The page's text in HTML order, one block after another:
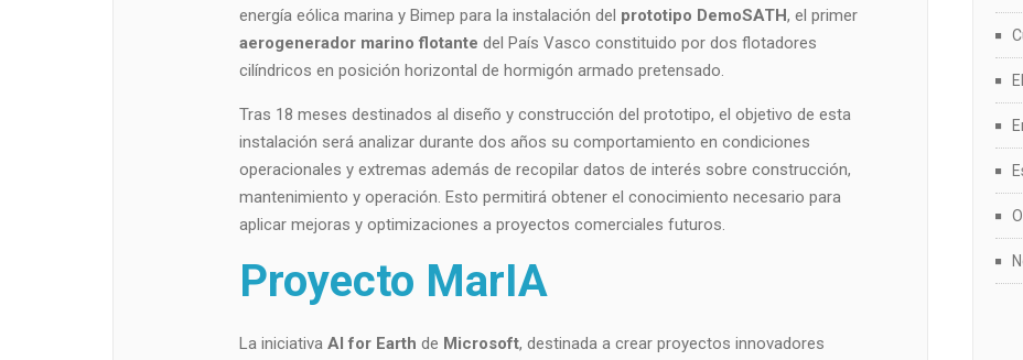
energía eólica marina y Bimep para la instalación del prototipo DemoSATH, el primer
aerogenerador marino flotante del País Vasco constituido por dos flotadores
cilíndricos en posición horizontal de hormigón armado pretensado.
Tras 18 meses destinados al diseño y construcción del prototipo, el objetivo de esta
instalación será analizar durante dos años su comportamiento en condiciones
operacionales y extremas además de recopilar datos de interés sobre construcción,
mantenimiento y operación. Esto permitirá obtener el conocimiento necesario para
aplicar mejoras y optimizaciones a proyectos comerciales futuros.
Proyecto MarIA
La iniciativa AI for Earth de Microsoft, destinada a crear proyectos innovadores